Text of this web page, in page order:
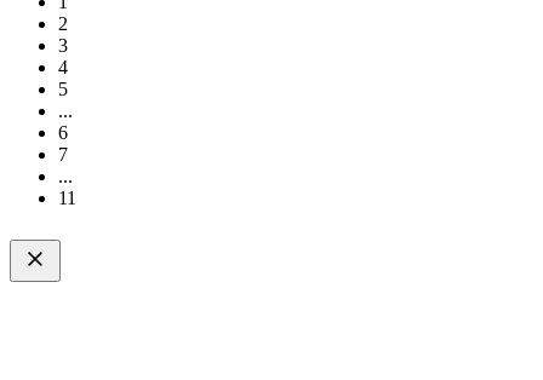
2
3
4
5
...
6
7
...
11